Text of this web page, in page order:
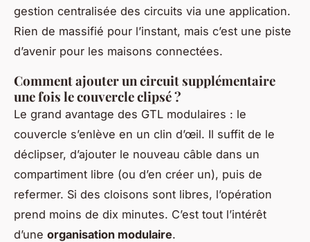
gestion centralisée des circuits via une application.
Rien de massifié pour l’instant, mais c’est une piste
d’avenir pour les maisons connectées.
Comment ajouter un circuit supplémentaire
une fois le couvercle clipsé ?
Le grand avantage des GTL modulaires : le
couvercle s’enlève en un clin d’œil. Il suffit de le
déclipser, d’ajouter le nouveau câble dans un
compartiment libre (ou d’en créer un), puis de
refermer. Si des cloisons sont libres, l’opération
prend moins de dix minutes. C’est tout l’intérêt
d’une organisation modulaire.